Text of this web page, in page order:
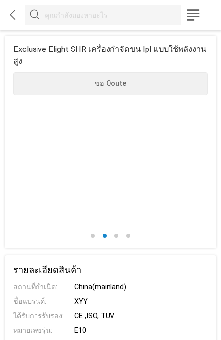
  
Exclusive Elight SHR เครื่องกำจัดขน Ipl แบบใช้พลังงาน
สูง
ขอ Qoute
รายละเอียดสินค้า
สถานที่กำเนิด:
China(mainland)
ชื่อแบรนด์:
XYY
ได้รับการรับรอง:
CE ,ISO, TUV
หมายเลขรุ่น:
E10